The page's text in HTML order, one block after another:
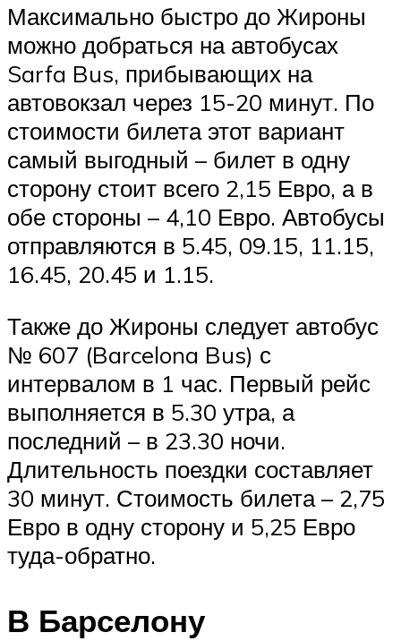
Максимально быстро до Жироны
можно добраться на автобусах
Sarfa Bus, прибывающих на
автовокзал через 15-20 минут. По
стоимости билета этот вариант
самый выгодный – билет в одну
сторону стоит всего 2,15 Евро, а в
обе стороны – 4,10 Евро. Автобусы
отправляются в 5.45, 09.15, 11.15,
16.45, 20.45 и 1.15.
Также до Жироны следует автобус
№ 607 (Barcelona Bus) с
интервалом в 1 час. Первый рейс
выполняется в 5.30 утра, а
последний – в 23.30 ночи.
Длительность поездки составляет
30 минут. Стоимость билета – 2,75
Евро в одну сторону и 5,25 Евро
туда-обратно.
В Барселону